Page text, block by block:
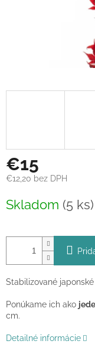
€15
€12,20 bez DPH
cena:
Skladom (5 ks)
Stabilizované
Ponúkame ich ako
cm.
Detailné informácie